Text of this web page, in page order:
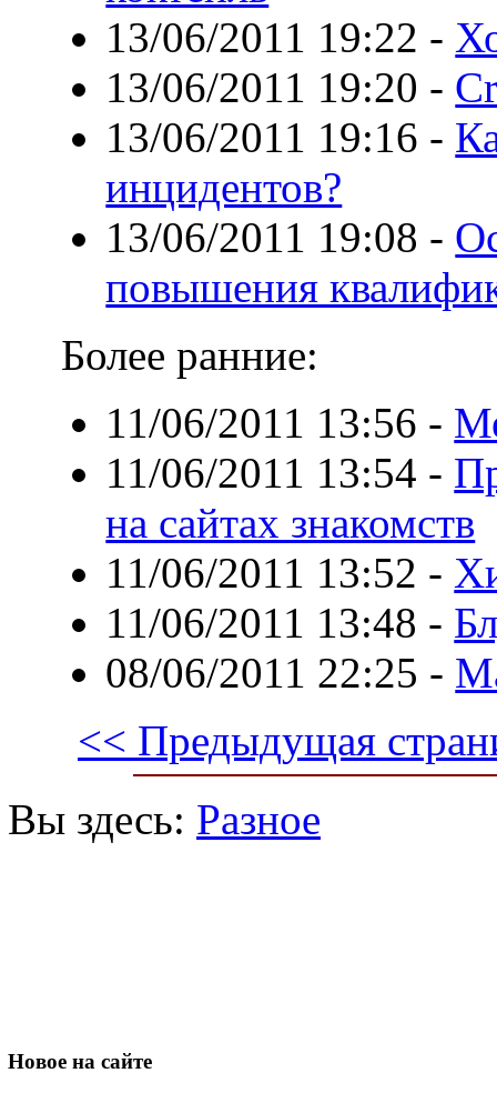
13/06/2011 19:22 -
13/06/2011 19:20 -
13/06/2011 19:16 -
инцидентов?
13/06/2011 19:08 -
повышения
Более ранние:
11/06/2011 13:56 -
11/06/2011 13:54 -
на сайтах знакомств
11/06/2011 13:52 -
11/06/2011 13:48 -
08/06/2011 22:25 -
<< Предыдущая
Вы здесь: Разное
Новое на сайте